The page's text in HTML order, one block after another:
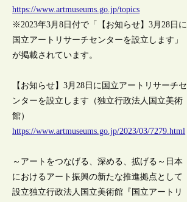
https://www.artmuseums.go.jp/topics
※2023年3月8日付で「【お知らせ】3月28日に
国立アートリサーチセンターを設立します」
が掲載されています。
【お知らせ】3月28日に国立アートリサーチセ
ンターを設立します（独立行政法人国立美術
館）
https://www.artmuseums.go.jp/2023/03/7279.html
～アートをつなげる、深める、拡げる～日本
におけるアート振興の新たな推進拠点として
設立独立行政法人国立美術館『国立アートリ